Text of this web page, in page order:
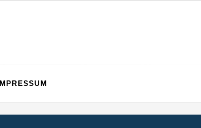
IMPRESSUM